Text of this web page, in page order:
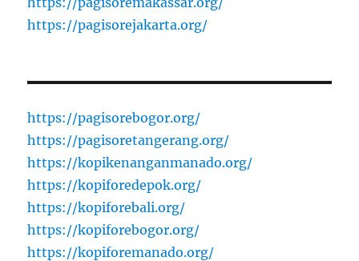
https://pagisorejakarta.org/
https://pagisorebogor.org/
https://pagisoretangerang.org/
https://kopikenanganmanado.org/
https://kopiforedepok.org/
https://kopiforebali.org/
https://kopiforebogor.org/
https://kopiforemanado.org/